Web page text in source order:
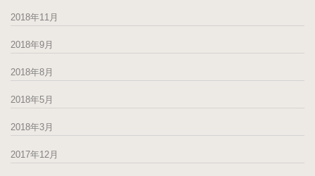
2018年11月
2018年9月
2018年8月
2018年5月
2018年3月
2017年12月